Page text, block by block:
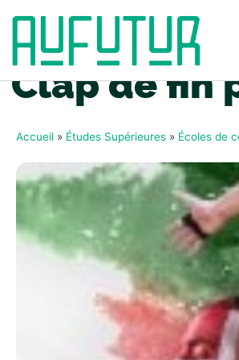
Clap de fin
Accueil » Études Supérieures » Écoles de